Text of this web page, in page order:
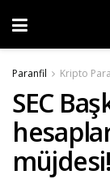
Paranfil Kripto
SEC
müjdesi!